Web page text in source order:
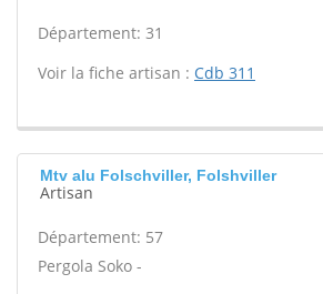
Département: 31
Voir la fiche artisan : Cdb 311
Mtv alu Folschviller, Folshviller
Artisan
Département: 57
Pergola Soko -